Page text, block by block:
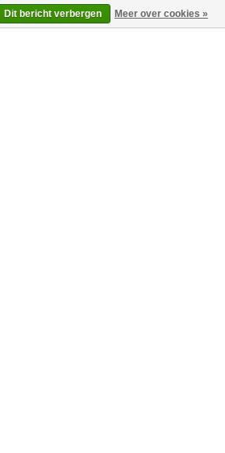
Dit bericht verbergen Meer over cookies »